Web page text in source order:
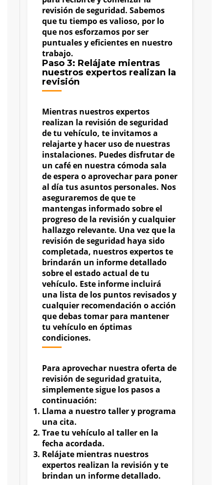
revisión de seguridad. Sabemos
que tu tiempo es valioso, por lo
que nos esforzamos por ser
puntuales y eficientes en nuestro
trabajo.
Paso 3: Relájate mientras
nuestros expertos realizan la
revisión
Mientras nuestros expertos
realizan la revisión de seguridad
de tu vehículo, te invitamos a
relajarte y hacer uso de nuestras
instalaciones. Puedes disfrutar de
un café en nuestra cómoda sala
de espera o aprovechar para poner
al día tus asuntos personales. Nos
aseguraremos de que te
mantengas informado sobre el
progreso de la revisión y cualquier
hallazgo relevante. Una vez que la
revisión de seguridad haya sido
completada, nuestros expertos te
brindarán un informe detallado
sobre el estado actual de tu
vehículo. Este informe incluirá
una lista de los puntos revisados y
cualquier recomendación o acción
que debas tomar para mantener
tu vehículo en óptimas
condiciones.
Para aprovechar nuestra oferta de
revisión de seguridad gratuita,
simplemente sigue los pasos a
continuación:
Llama a nuestro taller y programa
una cita.
Trae tu vehículo al taller en la
fecha acordada.
Relájate mientras nuestros
expertos realizan la revisión y te
brindan un informe detallado.